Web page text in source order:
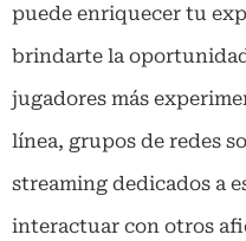
puede enriquecer tu
brindarte la
jugadores más
línea, grupos de redes
streaming dedicados a
interactuar con otros